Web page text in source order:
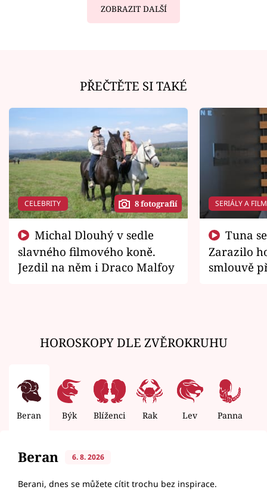
ZOBRAZIT DALŠÍ
PŘEČTĚTE SI TAKÉ
CELEBRITY 8 fotografií
slavného filmového koně.
Jezdil na něm i Draco Malfoy
SERIÁLY A
Zarazilo
smlouvě
HOROSKOPY DLE ZVĚROKRUHU
Beran Býk Blíženci Rak Lev Panna
Beran 6. 8. 2026
Berani, dnes se můžete cítit trochu bez inspirace.